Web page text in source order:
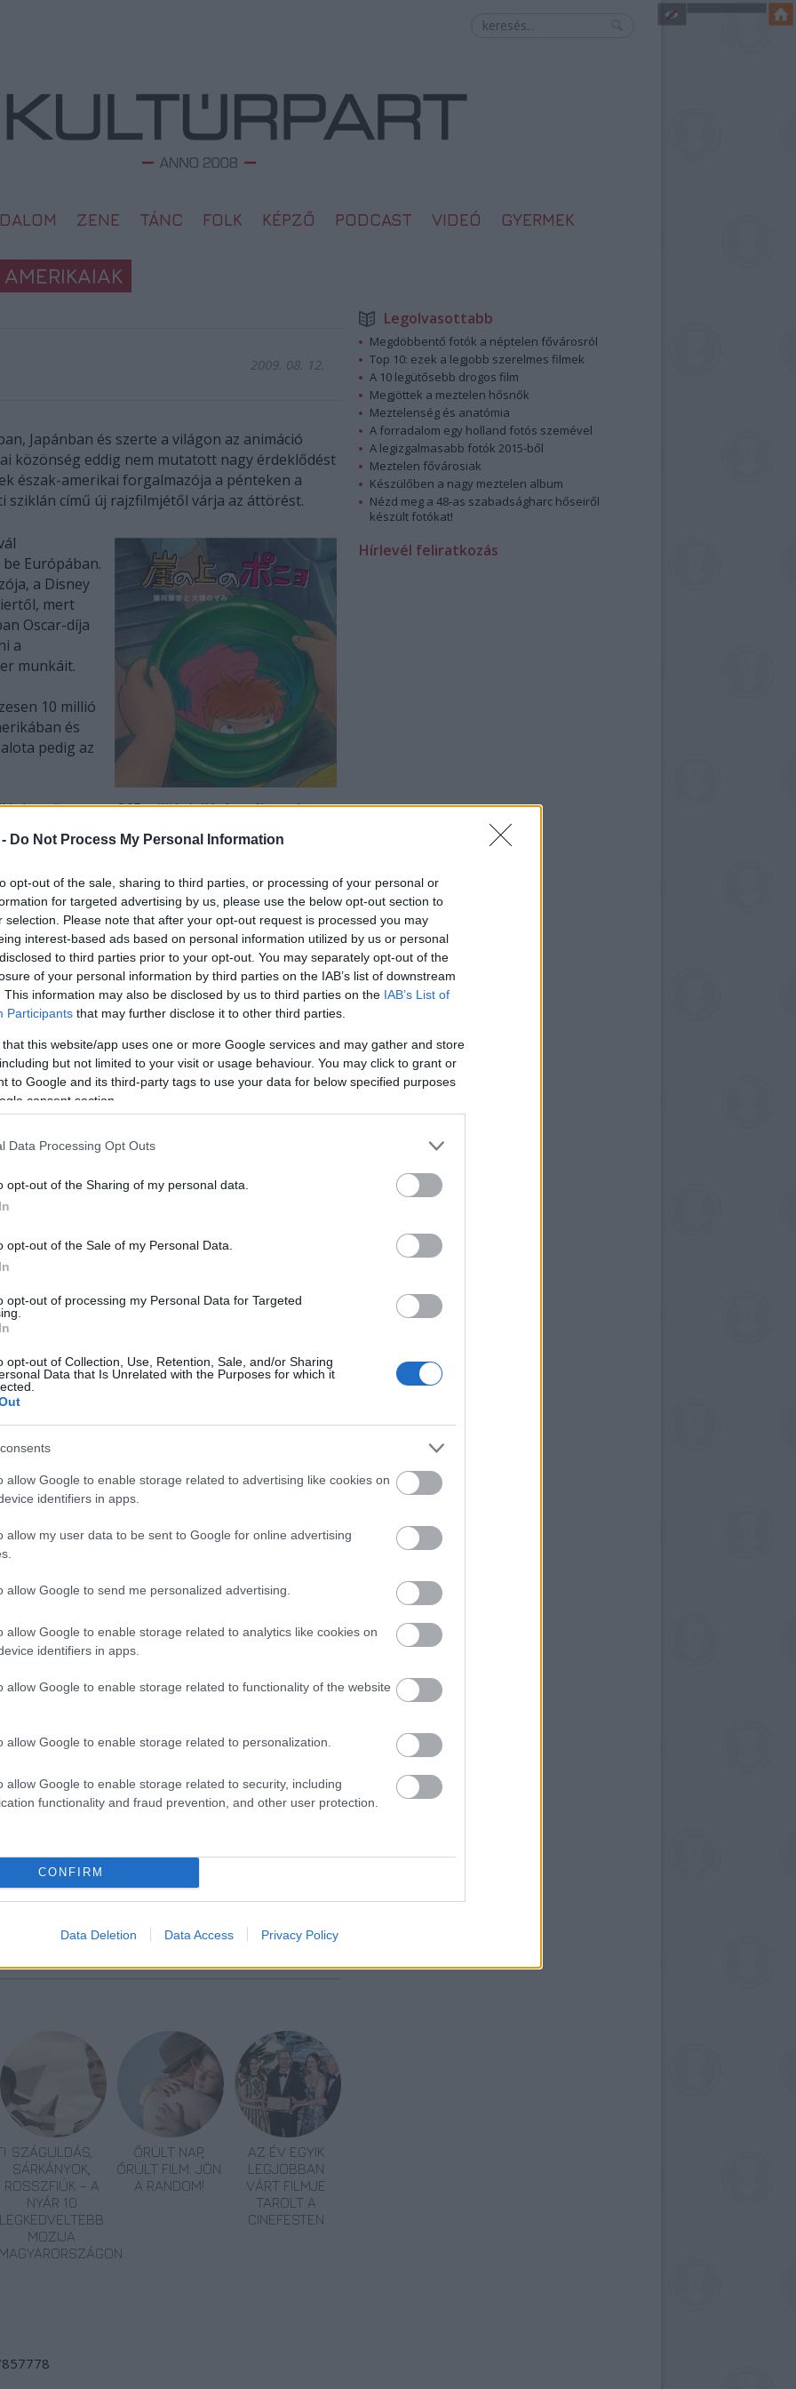
Do Not Process My Personal Information
opt-out of the sale, sharing to third parties, or processing of your personal or
for targeted advertising by us, please use the below opt-out section to
selection. Please note that after your opt-out request is processed you may
interest-based ads based on personal information utilized by us or personal
to third parties prior to your opt-out. You may separately opt-out of the
of your personal information by third parties on the IAB’s list of downstream
This information may also be disclosed by us to third parties on the IAB’s List of
Participants that may further disclose it to other third parties.
that this website/app uses one or more Google services and may gather and store
but not limited to your visit or usage behaviour. You may click to grant or
to Google and its third-party tags to use your data for below specified purposes
consent section.
Data Processing Opt Outs
opt-out of the Sharing of my personal data.
opt-out of the Sale of my Personal Data.
opt-out of processing my Personal Data for Targeted
opt-out of Collection, Use, Retention, Sale, and/or Sharing
Data that Is Unrelated with the Purposes for which it
allow Google to enable storage related to advertising like cookies on
identifiers in apps.
allow my user data to be sent to Google for online advertising
allow Google to send me personalized advertising.
allow Google to enable storage related to analytics like cookies on
identifiers in apps.
allow Google to enable storage related to functionality of the website
allow Google to enable storage related to personalization.
allow Google to enable storage related to security, including
functionality and fraud prevention, and other user protection.
CONFIRM
Data Deletion Data Access Privacy Policy
ZENE TÁNC FOLK KÉPZŐ PODCAST VIDEÓ GYERMEK
2009. 08. 12.
Japánban és szerte a világon az animáció
közönség eddig nem mutatott nagy érdeklődést
észak-amerikai forgalmazója a pénteken a
című új rajzfilmjétől várja az áttörést.
Európában.
a Disney
mert
Oscar-díja
a
munkáit.
10 millió
és
pedig az
összesen 265 millió dollárért váltottak
keresett.
a kockán: neves sztárokra (Matt Damon, Tina
szinkronizálását, és a stúdió animációs
kötött szerződést az angol nyelvű verzió
meséje ihlette. Aktualizálva a XIX. századi
és a megújulás képeit állította rajzfilmje
a kis halacska, aki összebarátkozik
és hogy vele maradhasson, kislánnyá
változásokat indít el a természetben, ami már
mutassa be. Azt akarom, hogy mindenki
fantasztikusak" - nyilatkozta lelkesen Lasseter. A
tartja magát "a japán Walt Disney-nek" -
-, ugyanis Disney idősebb
ő "csupán filmrendezőnek" tartja magát.
lesz sikeres a Ponyo Amerikában,
dollárt keresett.
van, nehéz ezt mondanom, de nem izgat, hogy
hogy megmutassam, vállalom a felelősséget
kézzel rajzolt technika híveként
olyan számítógépes animációval készült
mint a Toy Story vagy a Verdák, kijelentette,
tartja. "Sohasem értettem egyet azzal, hogy a
és csak a számítógépesre lennének
egy filmet szórakoztatóvá, hanem az, ami
SZÁGULDÁS,
SÁRKÁNYOK,
ROSSZFIÚK – A
NYÁR 10
LEGKEDVELTEBB
MOZIJA
MAGYARORSZÁGON
ŐRÜLT NAP,
ŐRÜLT FILM: JÖN
A RANDOM!
AZ ÉV EGYIK
LEGJOBBAN
VÁRT FILMJE
TAROLT A
CINEFESTEN
Legolvasottabb
Megdöbbentő fotók a néptelen fővárosról
Top 10: ezek a legjobb szerelmes filmek
A 10 legütősebb drogos film
Megjöttek a meztelen hősnők
Meztelenség és anatómia
A forradalom egy holland fotós szemével
A legizgalmasabb fotók 2015-ből
Meztelen fővárosiak
Készülőben a nagy meztelen album
Nézd meg a 48-as szabadságharc hőseiről
készült fotókat!
Hírlevél feliratkozás